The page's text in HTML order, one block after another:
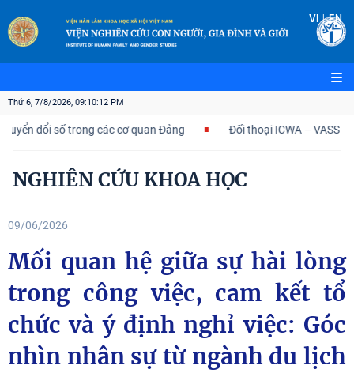
VI |EN
Thứ 6, 7/8/2026, 09:10:13 PM
đổi số trong các cơ quan Đảng Đối thoại ICWA – VASS lần
NGHIÊN CỨU KHOA HỌC
09/06/2026
Mối quan hệ giữa sự hài lòng
trong công việc, cam kết tổ
chức và ý định nghỉ việc: Góc
nhìn nhân sự từ ngành du lịch